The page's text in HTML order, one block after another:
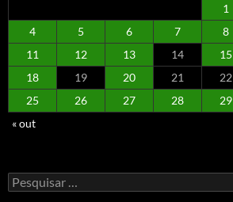
1
4
5 6 7 8
11
12 13 14 15
18
19 20 21 22
25
26 27 28 29
« out
Pesquisar
por: